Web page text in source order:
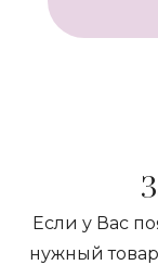
Если у Вас
нужный